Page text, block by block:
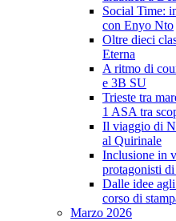
Social Time:
con Enyo Nto
Oltre dieci
Eterna
A ritmo di
e 3B SU
Trieste tra
1 ASA tra
Il viaggio di
al Quirinale
Inclusione in
protagonisti
Dalle idee
corso di
Marzo 2026